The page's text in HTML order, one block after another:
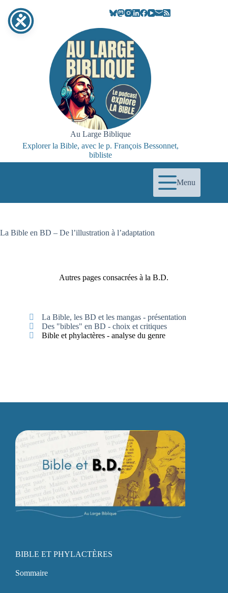
Au Large Biblique
Explorer la Bible, avec le p. François Bessonnet,
bibliste
Menu
La Bible en BD – De l’illustration à l’adaptation
Autres pages consacrées à la B.D.
La Bible, les BD et les mangas - présentation
Des "bibles" en BD - choix et critiques
Bible et phylactères - analyse du genre
BIBLE ET PHYLACTÈRES
Sommaire